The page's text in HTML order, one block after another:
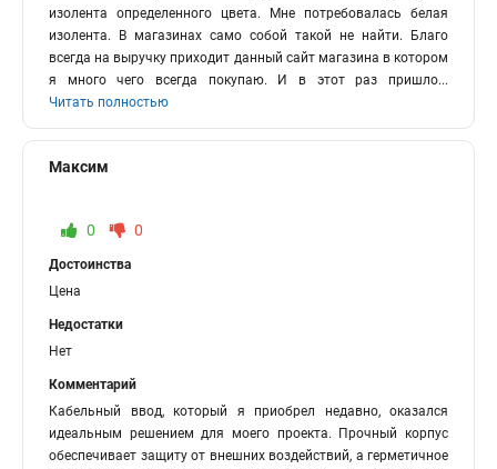
изолента определенного цвета. Мне потребовалась белая
изолента. В магазинах само собой такой не найти. Благо
всегда на выручку приходит данный сайт магазина в котором
я много чего всегда покупаю. И в этот раз пришло...
Читать полностью
Максим
0 0
Достоинства
Цена
Недостатки
Нет
Комментарий
Кабельный ввод, который я приобрел недавно, оказался
идеальным решением для моего проекта. Прочный корпус
обеспечивает защиту от внешних воздействий, а герметичное